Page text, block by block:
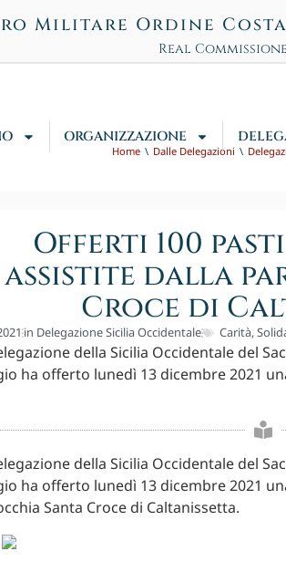
Militare Ordine
Real
ORGANIZZAZIONE
Home Dalle Delegazioni
Offerti 100
assistite dalla
Croce di
in Delegazione Sicilia Occidentale Carità,
della Sicilia Occidentale del
ha offerto lunedì 13 dicembre 2021
della Sicilia Occidentale del
ha offerto lunedì 13 dicembre 2021
Santa Croce di Caltanissetta.